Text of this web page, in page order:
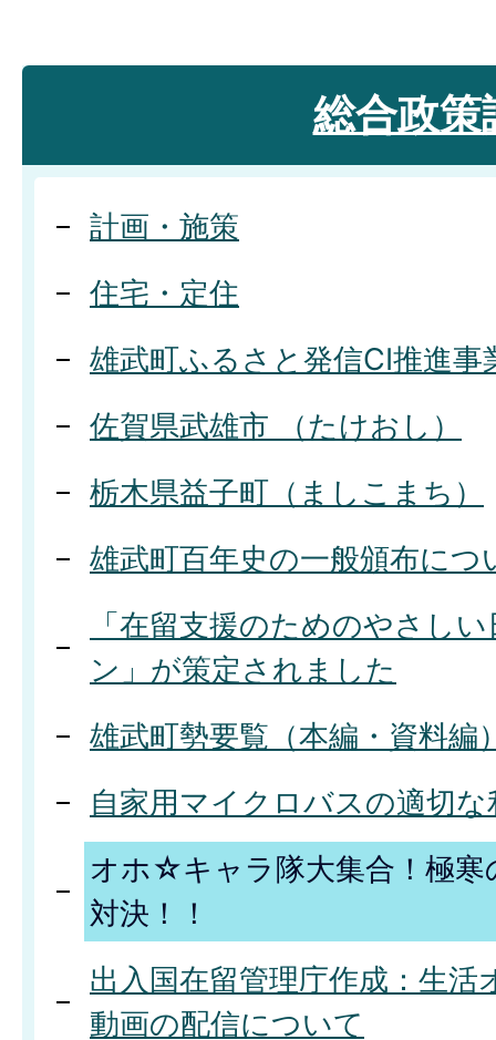
総合政策
計画・施策
住宅・定住
雄武町ふるさと発信CI推進事
佐賀県武雄市 （たけおし）
栃木県益子町（ましこまち）
雄武町百年史の一般頒布につ
「在留支援のためのやさし
ン」が策定されました
雄武町勢要覧（本編・資料編
自家用マイクロバスの適切
オホ☆キャラ隊大集合！極寒
対決！！
出入国在留管理庁作成：生
動画の配信について